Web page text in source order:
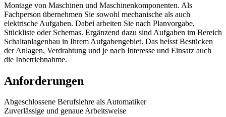
Montage von Maschinen und Maschinenkomponenten. Als
Fachperson übernehmen Sie sowohl mechanische als auch
elektrische Aufgaben. Dabei arbeiten Sie nach Planvorgabe,
Stückliste oder Schemas. Ergänzend dazu sind Aufgaben im Bereich
Schaltanlagenbau in Ihrem Aufgabengebiet. Das heisst Bestücken
der Anlagen, Verdrahtung und je nach Interesse und Einsatz auch
die Inbetriebnahme.
Anforderungen
Abgeschlossene Berufslehre als Automatiker
Zuverlässige und genaue Arbeitsweise